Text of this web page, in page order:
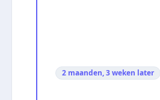
2 maanden, 3 weken later